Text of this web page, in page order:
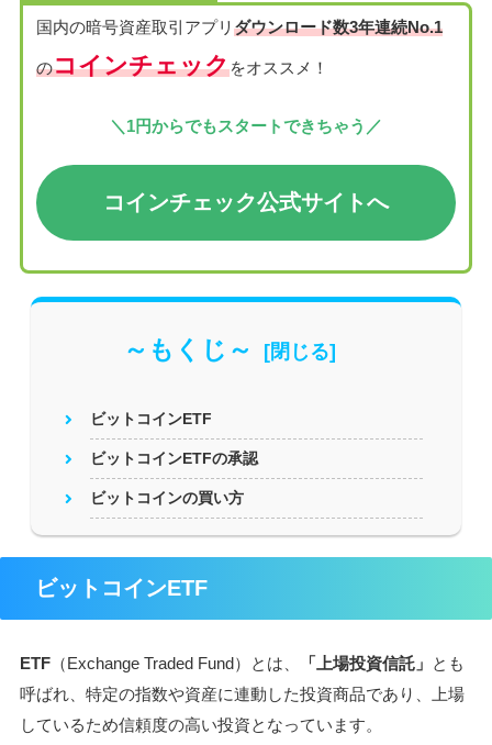
国内の暗号資産取引アプリ ダウンロード数3年連続No.1
のコインチェックをオススメ！
＼1円からでもスタートできちゃう／
コインチェック公式サイトへ
～もくじ～
ビットコインETF
ビットコインETFの承認
ビットコインの買い方
ビットコインETF
ETF （Exchange Traded Fund）とは、 「上場投資信託」 とも
呼ばれ、特定の指数や資産に連動した投資商品であり、上場
しているため信頼度の高い投資となっています。